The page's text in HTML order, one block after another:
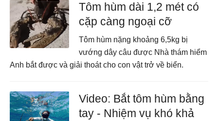
Tôm hùm dài 1,2 mét có
cặp càng ngoại cỡ
Tôm hùm nặng khoảng 6,5kg bị
vướng dây câu được Nhà thám hiểm
Anh bắt được và giải thoát cho con vật trở về biển.
Video: Bắt tôm hùm bằng
tay - Nhiệm vụ khó khả